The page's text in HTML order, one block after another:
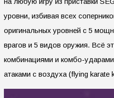
уровни, избивая всех
оригинальных уровней с 5
врагов и 5 видов оружия. Всё
комбинациями и комбо-
атаками с воздуха (flying karate